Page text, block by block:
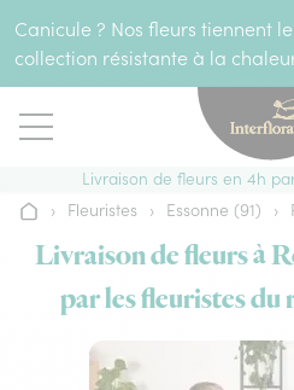
Canicule ? Nos fleurs tiennent
collection résistante à la
Livraison de fleurs en 4h
Accueil
› Fleuristes › Essonne (91) ›
Livraison de fleurs à
par les fleuristes